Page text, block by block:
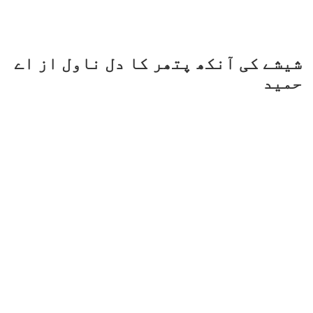
شیشے کی آنکھ پتھر کا دل ناول از اے
حمید